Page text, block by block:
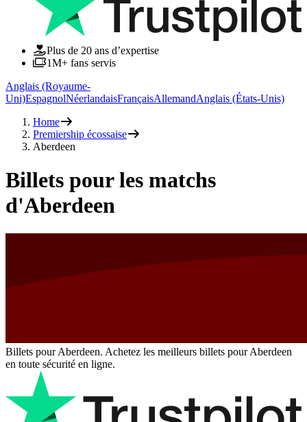
Plus de 20 ans d’expertise
1M+ fans servis
Anglais (Royaume-
Uni)EspagnolNéerlandaisFrançaisAllemandAnglais (États-Unis)
Home
Premiership écossaise
Aberdeen
Billets pour les matchs
d'Aberdeen
Billets pour Aberdeen. Achetez les meilleurs billets pour Aberdeen
en toute sécurité en ligne.